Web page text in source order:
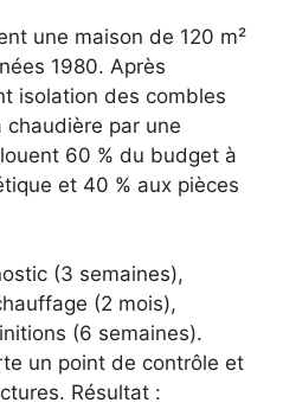
une maison de 120 m²
1980. Après
isolation des combles
par une
60 % du budget à
et 40 % aux pièces
(3 semaines),
(2 mois),
(6 semaines).
un point de contrôle et
Résultat :